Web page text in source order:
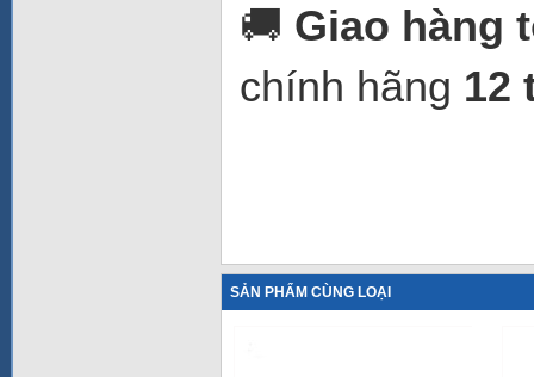
🚚 Giao hàng
chính hãng 12
SẢN PHẨM CÙNG LOẠI